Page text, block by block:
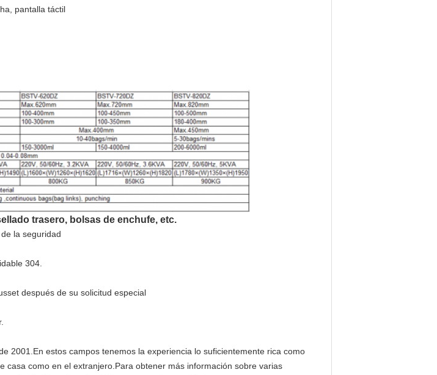
pantalla táctil
trasero, bolsas de enchufe, etc.
la seguridad
304.
después de su solicitud especial
2001.En estos campos tenemos la experiencia lo suficientemente rica como
como en el extranjero.Para obtener más información sobre varias